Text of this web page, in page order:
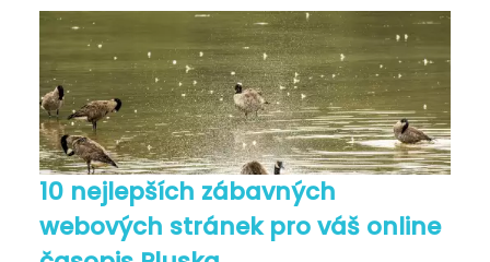
10 nejlepších zábavných
webových stránek pro váš online